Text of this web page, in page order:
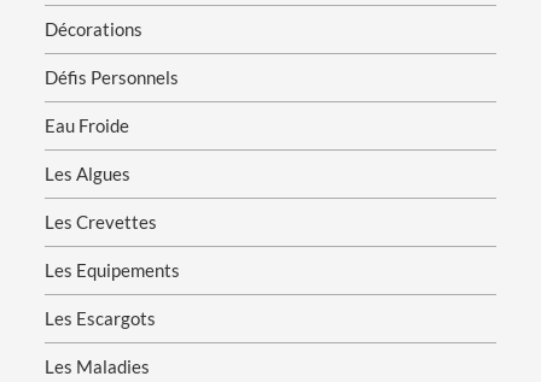
Décorations
Défis Personnels
Eau Froide
Les Algues
Les Crevettes
Les Equipements
Les Escargots
Les Maladies